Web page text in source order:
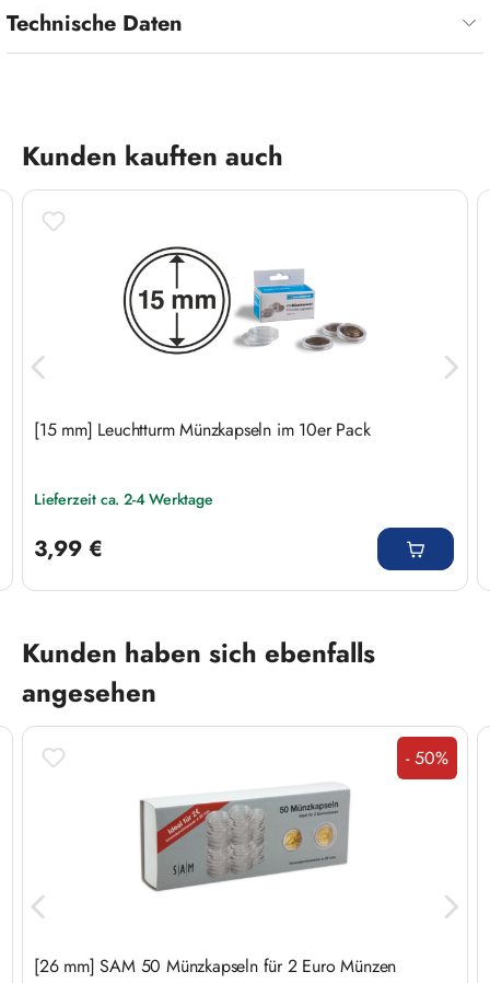
Technische Daten
Produktgalerie überspringen
Kunden kauften auch
[15 mm] Leuchtturm Münzkapseln im 10er Pack
Lieferzeit ca. 2-4 Werktage
3,99 €
Produktgalerie überspringen
Kunden haben sich ebenfalls
angesehen
Rabatt
- 50%
[26 mm] SAM 50 Münzkapseln für 2 Euro Münzen